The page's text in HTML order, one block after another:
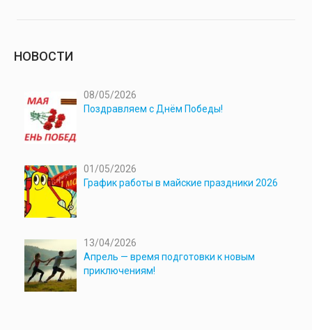
НОВОСТИ
08/05/2026
Поздравляем с Днём Победы!
01/05/2026
График работы в майские праздники 2026
13/04/2026
Апрель — время подготовки к новым
приключениям!